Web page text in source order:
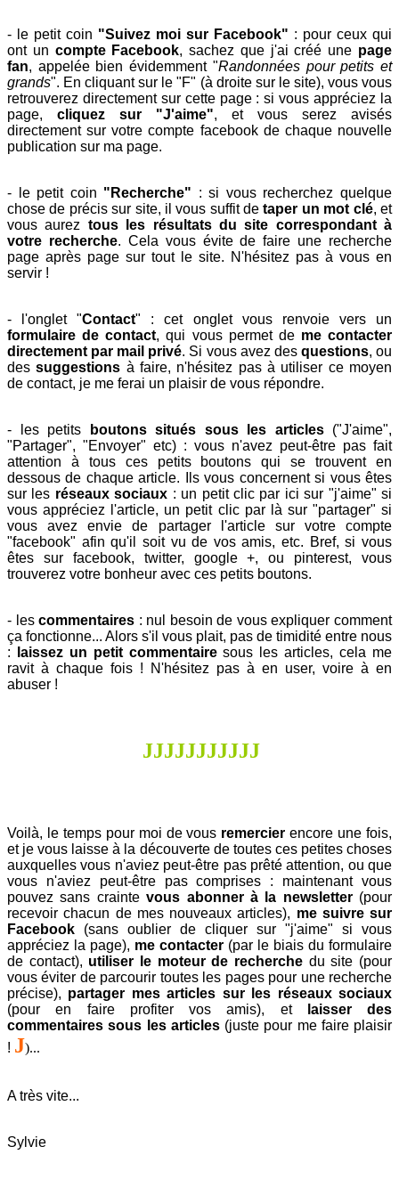
- le petit coin "Suivez moi sur Facebook" : pour ceux qui
ont un compte Facebook, sachez que j'ai créé une page
fan, appelée bien évidemment "Randonnées pour petits et
grands". En cliquant sur le "F" (à droite sur le site), vous vous
retrouverez directement sur cette page : si vous appréciez la
page, cliquez sur "J'aime", et vous serez avisés
directement sur votre compte facebook de chaque nouvelle
publication sur ma page.
- le petit coin "Recherche" : si vous recherchez quelque
chose de précis sur site, il vous suffit detaper un mot clé, et
vous aurez tous les résultats du site correspondant à
votre recherche. Cela vous évite de faire une recherche
page après page sur tout le site. N'hésitez pas à vous en
servir !
- l'onglet "Contact" : cet onglet vous renvoie vers un
formulaire de contact, qui vous permet de me contacter
directement par mail privé. Si vous avez des questions, ou
dessuggestions à faire, n'hésitez pas à utiliser ce moyen
de contact, je me ferai un plaisir de vous répondre.
- les petits boutons situés sous les articles("J'aime",
"Partager", "Envoyer" etc) : vous n'avez peut-être pas fait
attention à tous ces petits boutons qui se trouvent en
dessous de chaque article. Ils vous concernent si vous êtes
sur les réseaux sociaux : un petit clic par ici sur "j'aime" si
vous appréciez l'article, un petit clic par là sur "partager" si
vous avez envie de partager l'article sur votre compte
"facebook" afin qu'il soit vu de vos amis, etc. Bref, si vous
êtes sur facebook, twitter, google +, ou pinterest, vous
trouverez votre bonheur avec ces petits boutons.
- lescommentaires : nul besoin de vous expliquer comment
ça fonctionne... Alors s'il vous plait, pas de timidité entre nous
:
laissez un petit commentairesous les articles, cela me
ravit à chaque fois !
N'hésitez pas à en user, voire à en
abuser !
JJJJJJJJJJJ
Voilà, le temps pour moi de vous remercier encore une fois,
et je vous laisse à la découverte de toutes ces petites choses
auxquelles vous n'aviez peut-être pas prêté attention, ou que
vous n'aviez peut-être pas comprises : maintenant vous
pouvez sans craintevous abonner à la newsletter(pour
recevoir chacun de mes nouveaux articles), me suivre sur
Facebook (sans oublier de cliquer sur "j'aime" si vous
appréciez la page), me contacter (par le biais du formulaire
de contact), utiliser le moteur de recherche du site (pour
vous éviter de parcourir toutes les pages pour une recherche
précise), partager mes articles sur les réseaux sociaux
(pour en faire profiter vos amis), et
laisser des
commentaires sous les articles(juste pour me faire plaisir
! J)...
A très vite...
Sylvie